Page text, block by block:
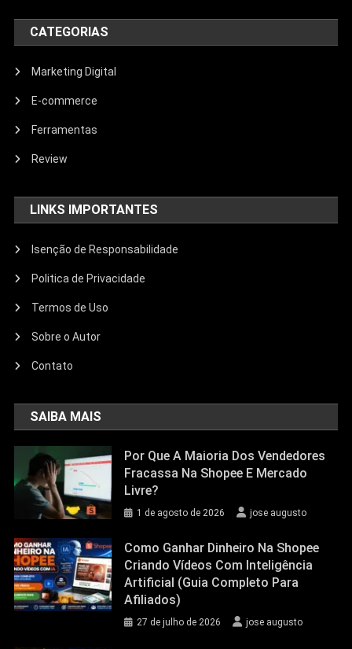
CATEGORIAS
Marketing Digital
E-commerce
Ferramentas
Review
LINKS IMPORTANTES
Isenção de Responsabilidade
Politica de Privacidade
Termos de Uso
Sobre o Autor
Contato
SAIBA MAIS
Por Que A Maioria Dos Vendedores
Fracassa Na Shopee E Mercado
Livre?
1 de agosto de 2026 jose augusto
Como Ganhar Dinheiro Na Shopee
Criando Vídeos Com Inteligência
Artificial (Guia Completo Para
Afiliados)
27 de julho de 2026 jose augusto